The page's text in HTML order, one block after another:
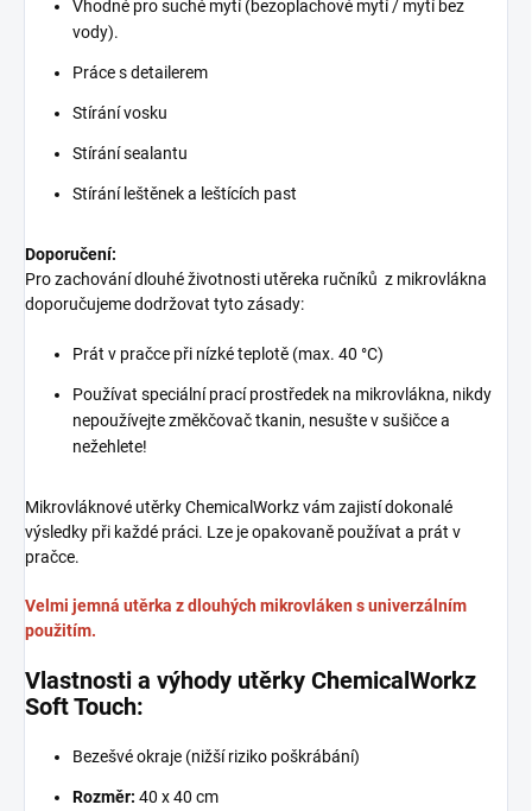
Vhodné pro suché mytí (bezoplachové mytí / mytí bez
vody).
Práce s detailerem
Stírání vosku
Stírání sealantu
Stírání leštěnek a leštících past
Doporučení:
Pro zachování dlouhé životnosti utěreka ručníků z mikrovlákna
doporučujeme dodržovat tyto zásady:
Prát v pračce při nízké teplotě (max. 40 °C)
Používat speciální prací prostředek na mikrovlákna, nikdy
nepoužívejte změkčovač tkanin, nesušte v sušičce a
nežehlete!
Mikrovláknové utěrky ChemicalWorkz vám zajistí dokonalé
výsledky při každé práci. Lze je opakovaně používat a prát v
pračce.
Velmi jemná utěrka z dlouhých mikrovláken s univerzálním
použitím.
Vlastnosti a výhody utěrky ChemicalWorkz
Soft Touch:
Bezešvé okraje (nižší riziko poškrábání)
Rozměr: 40 x 40 cm